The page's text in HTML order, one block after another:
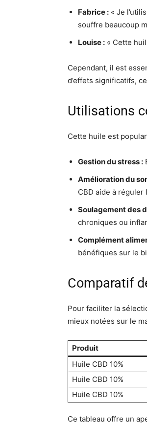
Fabrice : « Je
souffre beaucoup
Louise : « Cette
Cependant, il est
d’effets significatifs,
Utilisations
Cette huile est
Gestion du stress :
Amélioration du
CBD aide à
Soulagement des
chroniques ou
Complément
bénéfiques sur le
Comparatif
Pour faciliter la
mieux notées sur le
Produit
Huile CBD 10%
Huile CBD 10%
Huile CBD 10%
Ce tableau offre un